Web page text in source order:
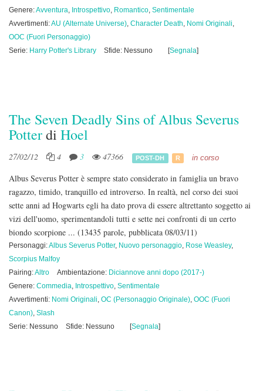
Genere:Avventura, Introspettivo, Romantico, Sentimentale
Avvertimenti:AU (Alternate Universe), Character Death, Nomi Originali,
OOC (Fuori Personaggio)
Serie: Harry Potter's Library Sfide: Nessuno [Segnala]
The Seven Deadly Sins of Albus Severus
Potterdi Hoel
27/02/12 4 3 47366 POST-DH R in corso
Albus Severus Potter è sempre stato considerato in famiglia un bravo
ragazzo, timido, tranquillo ed introverso. In realtà, nel corso dei suoi
sette anni ad Hogwarts egli ha dato prova di essere altrettanto soggetto ai
vizi dell'uomo, sperimentandoli tutti e sette nei confronti di un certo
biondo scorpione ... (13435 parole, pubblicata 08/03/11)
Personaggi:Albus Severus Potter, Nuovo personaggio, Rose Weasley,
Scorpius Malfoy
Pairing:Altro Ambientazione: Diciannove anni dopo (2017-)
Genere: Commedia, Introspettivo, Sentimentale
Avvertimenti: Nomi Originali, OC (Personaggio Originale), OOC (Fuori
Canon), Slash
Serie: Nessuno
Sfide: Nessuno [Segnala]